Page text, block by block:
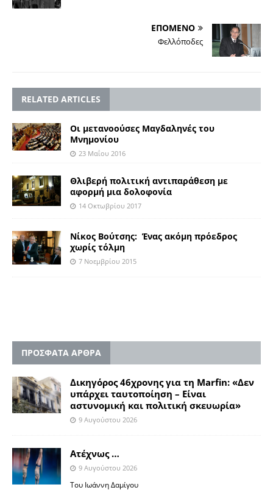
ΕΠΟΜΕΝΟ
Φελλόποδες
RELATED ARTICLES
Οι μετανοούσες Μαγδαληνές του
Μνημονίου
23 Μαΐου 2016
Θλιβερή πολιτική αντιπαράθεση με
αφορμή μια δολοφονία
14 Οκτωβρίου 2017
Νίκος Βούτσης: Ένας ακόμη πρόεδρος
χωρίς τόλμη
7 Νοεμβρίου 2015
ΠΡΟΣΦΑΤΑ ΑΡΘΡΑ
Δικηγόρος 46χρονης για τη Marfin: «Δεν
υπάρχει ταυτοποίηση – Είναι
αστυνομική και πολιτική σκευωρία»
9 Αυγούστου 2026
Ατέχνως …
9 Αυγούστου 2026
Του Ιωάννη Δαμίγου